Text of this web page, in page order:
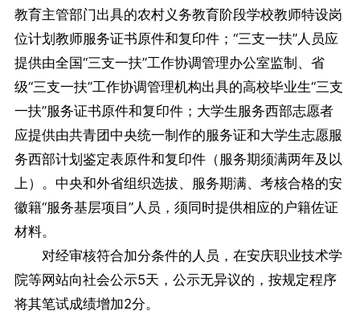
教育主管部门出具的农村义务教育阶段学校教师特设岗
位计划教师服务证书原件和复印件；“三支一扶”人员应
提供由全国“三支一扶”工作协调管理办公室监制、省
级“三支一扶”工作协调管理机构出具的高校毕业生“三支
一扶”服务证书原件和复印件；大学生服务西部志愿者
应提供由共青团中央统一制作的服务证和大学生志愿服
务西部计划鉴定表原件和复印件（服务期须满两年及以
上）。中央和外省组织选拔、服务期满、考核合格的安
徽籍“服务基层项目”人员，须同时提供相应的户籍佐证
材料。
对经审核符合加分条件的人员，在安庆职业技术学
院等网站向社会公示5天，公示无异议的，按规定程序
将其笔试成绩增加2分。